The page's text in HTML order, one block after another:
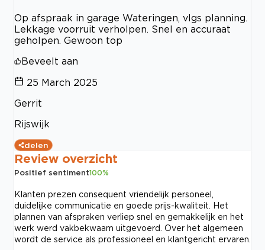
Op afspraak in garage Wateringen, vlgs planning.
Lekkage voorruit verholpen. Snel en accuraat
geholpen. Gewoon top
Beveelt aan
25 March 2025
Gerrit
Rijswijk
delen
Review overzicht
Positief sentiment100%
Klanten prezen consequent vriendelijk personeel,
duidelijke communicatie en goede prijs-kwaliteit. Het
plannen van afspraken verliep snel en gemakkelijk en het
werk werd vakbekwaam uitgevoerd. Over het algemeen
wordt de service als professioneel en klantgericht ervaren.